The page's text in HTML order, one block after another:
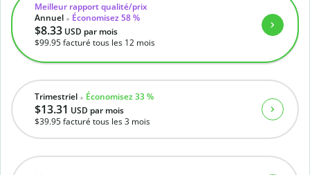
Trimestriel Économisez 33 %
$13.31 USD par mois
$39.95facturé tous les 3 mois
Meilleur rapport qualité/prix
Annuel
Économisez 58 %
$8.33 USD par mois
$99.95facturé tous les 12 mois